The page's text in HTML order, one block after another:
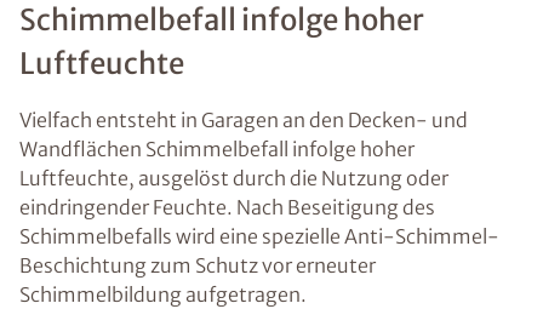
Schimmelbefall infolge hoher
Luftfeuchte
Vielfach entsteht in Garagen an den Decken- und
Wandflächen Schimmelbefall infolge hoher
Luftfeuchte, ausgelöst durch die Nutzung oder
eindringender Feuchte. Nach Beseitigung des
Schimmelbefalls wird eine spezielle Anti-Schimmel-
Beschichtung zum Schutz vor erneuter
Schimmelbildung aufgetragen.